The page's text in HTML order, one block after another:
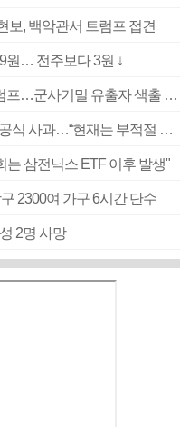
보, 백악관서 트럼프 접견
원… 전주보다 3원 ↓
‘탄약 부족 사태’ 보도에 격노한 트럼프…군사기밀 유출자 색출 지시
[속보] ‘심판 성접대’ 논란 축구협회 공식 사과…“현재는 부적절 행위 없어”
는 삼전닉스 ETF 이후 발생"
2300여 가구 6시간 단수
2명 사망